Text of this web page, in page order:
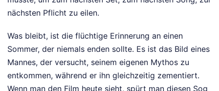
nächsten Pflicht zu eilen.
Was bleibt, ist die flüchtige Erinnerung an einen
Sommer, der niemals enden sollte. Es ist das Bild eines
Mannes, der versucht, seinem eigenen Mythos zu
entkommen, während er ihn gleichzeitig zementiert.
Wenn man den Film heute sieht, spürt man diesen Sog